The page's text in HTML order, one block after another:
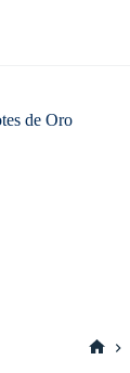
de Oro